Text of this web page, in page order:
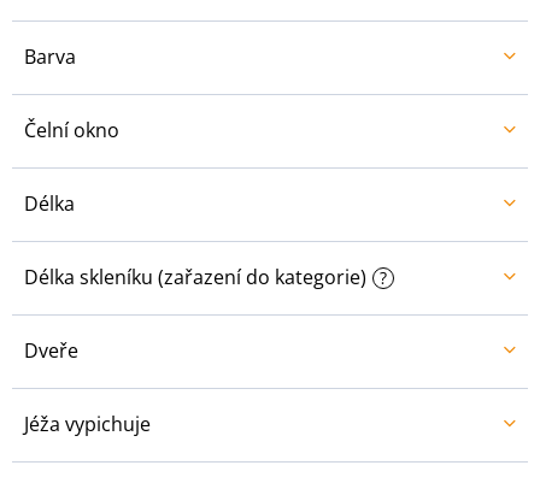
Barva
Čelní okno
Délka
Délka skleníku (zařazení do kategorie) ?
Dveře
Jéža vypichuje